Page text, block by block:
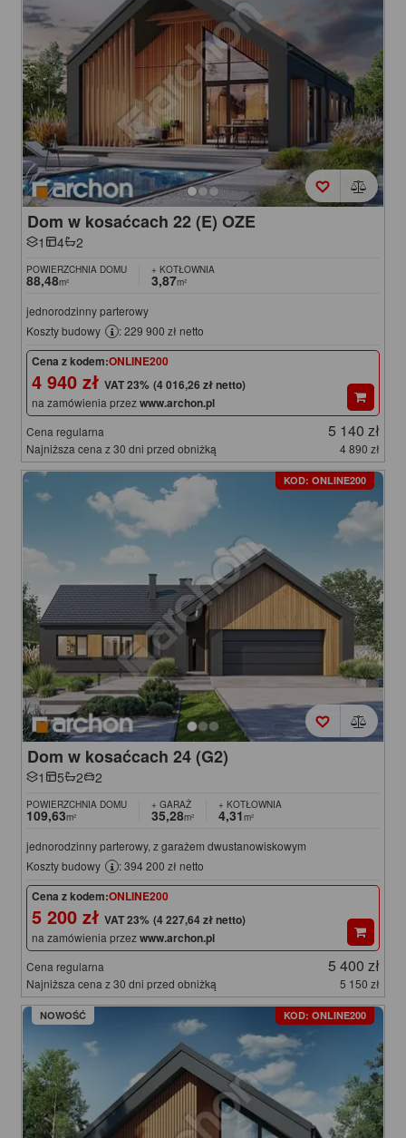
Dom w kosaćcach 22 (E) OZE
1 4 2
POWIERZCHNIA DOMU
88,48m²
+ KOTŁOWNIA
3,87m²
jednorodzinny parterowy
Koszty budowy
: 229 900 zł netto
Cena z kodem:ONLINE200
4 940 zł (4 016,26 zł netto)
na zamówienia przezwww.archon.pl
Cena regularna 5 140 zł
Najniższa cena z 30 dni przed obniżką 4 890 zł
KOD: ONLINE200
Dom w kosaćcach 24 (G2)
1 5 2 2
POWIERZCHNIA DOMU
109,63m²
+ GARAŻ
35,28m²
+ KOTŁOWNIA
4,31m²
jednorodzinny parterowy, z garażem dwustanowiskowym
Koszty budowy
: 394 200 zł netto
Cena z kodem:ONLINE200
5 200 zł (4 227,64 zł netto)
na zamówienia przezwww.archon.pl
Cena regularna 5 400 zł
Najniższa cena z 30 dni przed obniżką 5 150 zł
NOWOŚĆ KOD: ONLINE200